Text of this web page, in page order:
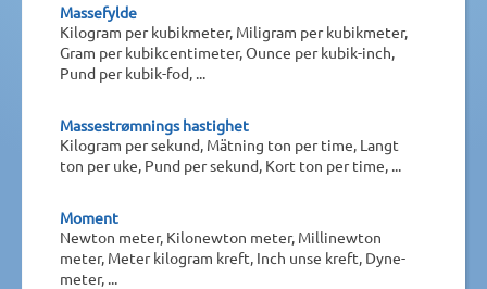
Massefylde
Kilogram per kubikmeter, Miligram per kubikmeter,
Gram per kubikcentimeter, Ounce per kubik-inch,
Pund per kubik-fod, ...
Massestrømnings hastighet
Kilogram per sekund, Mätning ton per time, Langt
ton per uke, Pund per sekund, Kort ton per time, ...
Moment
Newton meter, Kilonewton meter, Millinewton
meter, Meter kilogram kreft, Inch unse kreft, Dyne-
meter, ...